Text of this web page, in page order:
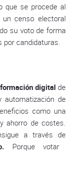
que se procede al
un censo electoral
su voto de forma
candidaturas.
digital de
automatización de
como una
ahorro de costes.
a través de
Porque votar